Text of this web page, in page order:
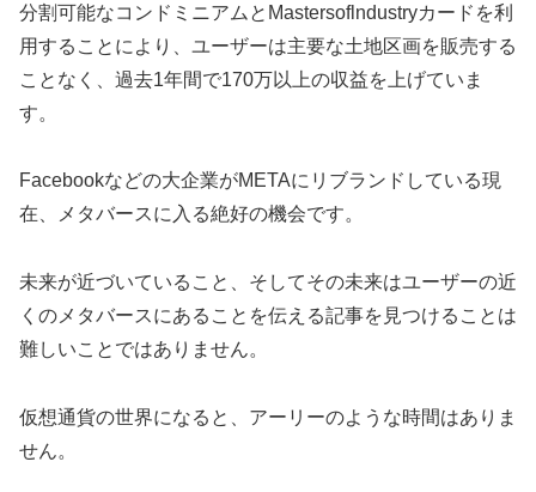
分割可能なコンドミニアムとMastersoflndustryカードを利
用することにより、ユーザーは主要な土地区画を販売する
ことなく、過去1年間で170万以上の収益を上げていま
す。
Facebookなどの大企業がMETAにリブランドしている現
在、メタバースに入る絶好の機会です。
未来が近づいていること、そしてその未来はユーザーの近
くのメタバースにあることを伝える記事を見つけることは
難しいことではありません。
仮想通貨の世界になると、アーリーのような時間はありま
せん。